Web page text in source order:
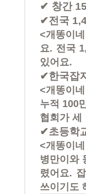
✔ 창간
✔전국
<개똥이
요. 전국
있어요.
✔한국잡
<개똥이
누적 100
협회가 세
✔초등학
<개똥이
병만이와
렸어요.
쓰이기도